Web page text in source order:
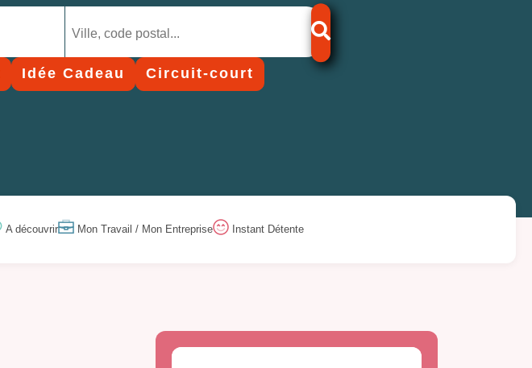
Idée Cadeau Circuit-court
A découvrir Mon Travail / Mon Entreprise Instant Détente